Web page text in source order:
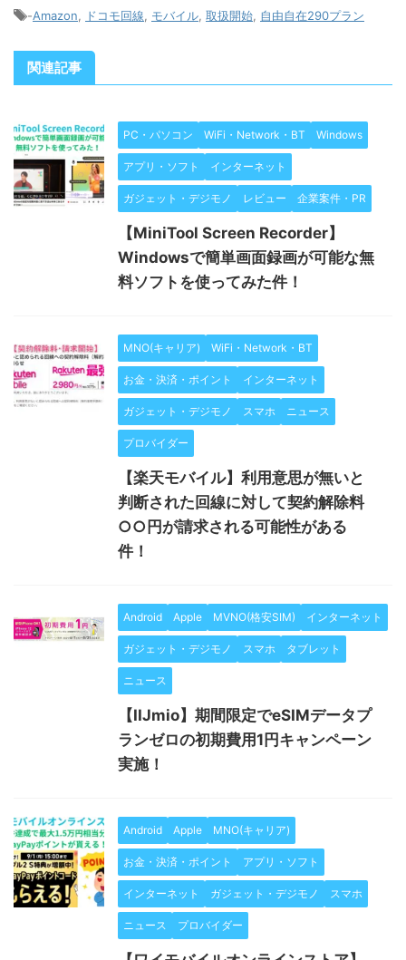
-Amazon ドコモ回線 モバイル 取扱開始 自由自在290プラン
関連記事
PC・パソコン WiFi・Network・BT Windows
アプリ・ソフト インターネット
ガジェット・デジモノ レビュー 企業案件・PR
【MiniTool Screen Recorder】
Windowsで簡単画面録画が可能な無
料ソフトを使ってみた件！
MNO(キャリア) WiFi・Network・BT
お金・決済・ポイント インターネット
ガジェット・デジモノ スマホ ニュース
プロバイダー
【楽天モバイル】利用意思が無いと
判断された回線に対して契約解除料
○○円が請求される可能性がある
件！
Android Apple MVNO(格安SIM) インターネット
ガジェット・デジモノ スマホ タブレット
ニュース
【IIJmio】期間限定でeSIMデータプ
ランゼロの初期費用1円キャンペーン
実施！
Android Apple MNO(キャリア)
お金・決済・ポイント アプリ・ソフト
インターネット ガジェット・デジモノ スマホ
ニュース プロバイダー